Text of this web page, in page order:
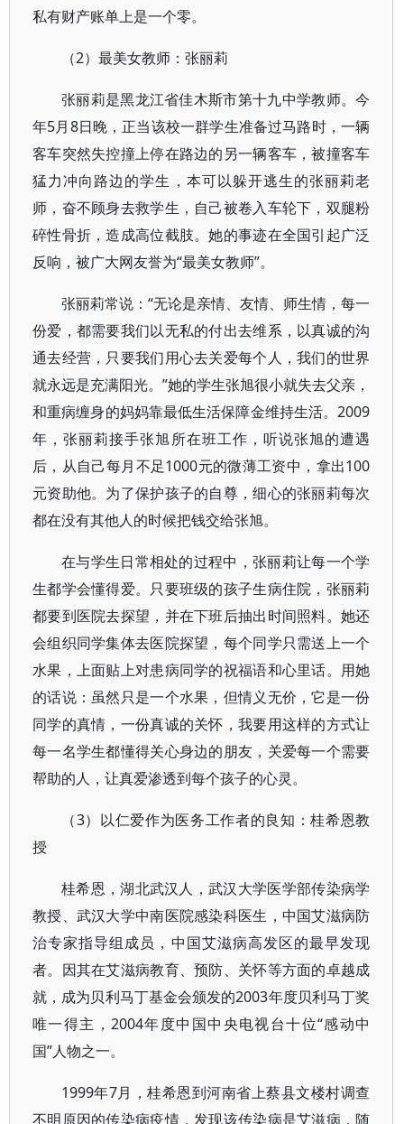
私有财产账单上是一个零。
（2）最美女教师：张丽莉
张丽莉是黑龙江省佳木斯市第十九中学教师。今
年5月8日晚，正当该校一群学生准备过马路时，一辆
客车突然失控撞上停在路边的另一辆客车，被撞客车
猛力冲向路边的学生，本可以躲开逃生的张丽莉老
师，奋不顾身去救学生，自己被卷入车轮下，双腿粉
碎性骨折，造成高位截肢。她的事迹在全国引起广泛
反响，被广大网友誉为“最美女教师”。
张丽莉常说：“无论是亲情、友情、师生情，每一
份爱，都需要我们以无私的付出去维系，以真诚的沟
通去经营，只要我们用心去关爱每个人，我们的世界
就永远是充满阳光。”她的学生张旭很小就失去父亲，
和重病缠身的妈妈靠最低生活保障金维持生活。2009
年，张丽莉接手张旭所在班工作，听说张旭的遭遇
后，从自己每月不足1000元的微薄工资中，拿出100
元资助他。为了保护孩子的自尊，细心的张丽莉每次
都在没有其他人的时候把钱交给张旭。
在与学生日常相处的过程中，张丽莉让每一个学
生都学会懂得爱。只要班级的孩子生病住院，张丽莉
都要到医院去探望，并在下班后抽出时间照料。她还
会组织同学集体去医院探望，每个同学只需送上一个
水果，上面贴上对患病同学的祝福语和心里话。用她
的话说：虽然只是一个水果，但情义无价，它是一份
同学的真情，一份真诚的关怀，我要用这样的方式让
每一名学生都懂得关心身边的朋友，关爱每一个需要
帮助的人，让真爱渗透到每个孩子的心灵。
（3）以仁爱作为医务工作者的良知：桂希恩教
授
桂希恩，湖北武汉人，武汉大学医学部传染病学
教授、武汉大学中南医院感染科医生，中国艾滋病防
治专家指导组成员，中国艾滋病高发区的最早发现
者。因其在艾滋病教育、预防、关怀等方面的卓越成
就，成为贝利马丁基金会颁发的2003年度贝利马丁奖
唯一得主，2004年度中国中央电视台十位“感动中
国”人物之一。
1999年7月，桂希恩到河南省上蔡县文楼村调查
不明原因的传染病疫情，发现该传染病是艾滋病，随